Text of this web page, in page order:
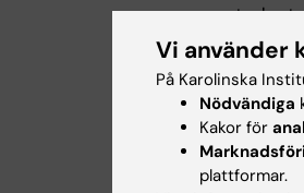
visa
och
visa
visa
visa
Vi använder
På Karolinska
Nödvändiga
Kakor för
plattformar.